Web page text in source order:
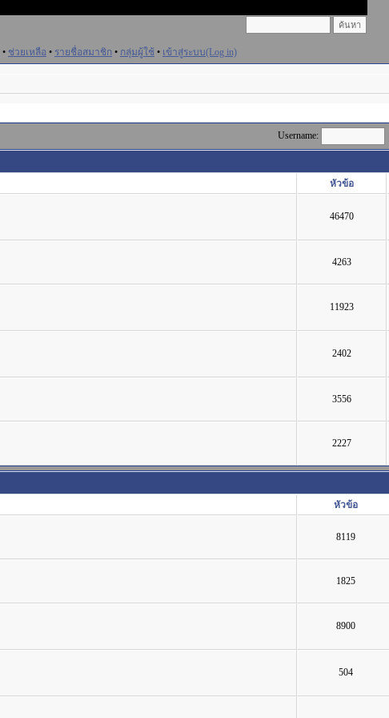
• ช่วยเหลือ • รายชื่อสมาชิก • กลุ่มผู้ใช้ • เข้าสู่ระบบ(Log in)
Username:
หัวข้อ
46470
4263
11923
2402
3556
2227
หัวข้อ
8119
1825
8900
504